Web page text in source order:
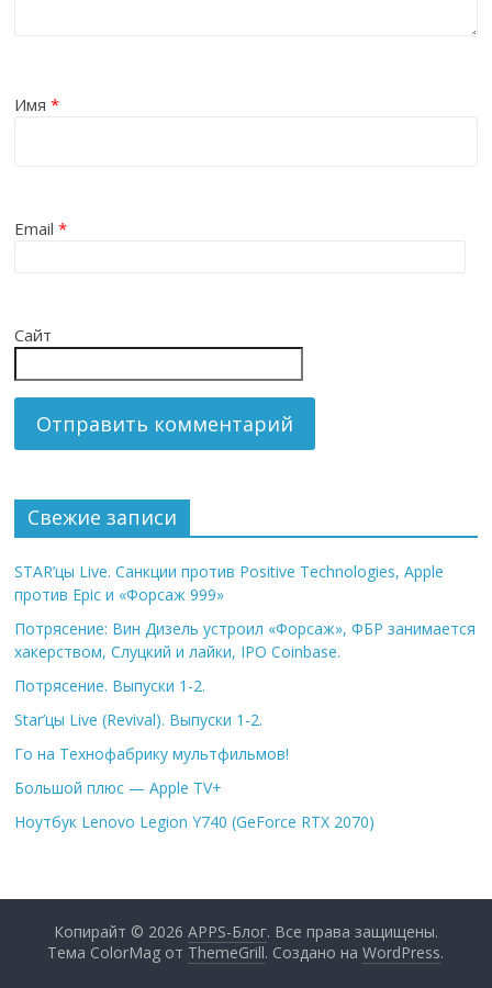
Имя*
Email*
Сайт
Свежие записи
STAR’цы Live. Санкции против Positive Technologies, Apple
против Epic и «Форсаж 999»
Потрясение: Вин Дизель устроил «Форсаж», ФБР занимается
хакерством, Слуцкий и лайки, IPO Coinbase.
Потрясение. Выпуски 1-2.
Star’цы Live (Revival). Выпуски 1-2.
Го на Технофабрику мультфильмов!
Большой плюс — Apple TV+
Ноутбук Lenovo Legion Y740 (GeForce RTX 2070)
Копирайт © 2026 APPS-Блог. Все права защищены.
Тема ColorMag от ThemeGrill. Создано наWordPress.